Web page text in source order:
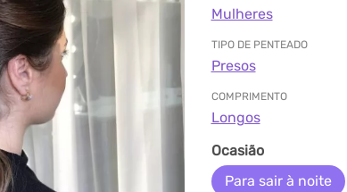
Mulheres
TIPO DE PENTEADO
Presos
COMPRIMENTO
Longos
Ocasião
Para sair à noite